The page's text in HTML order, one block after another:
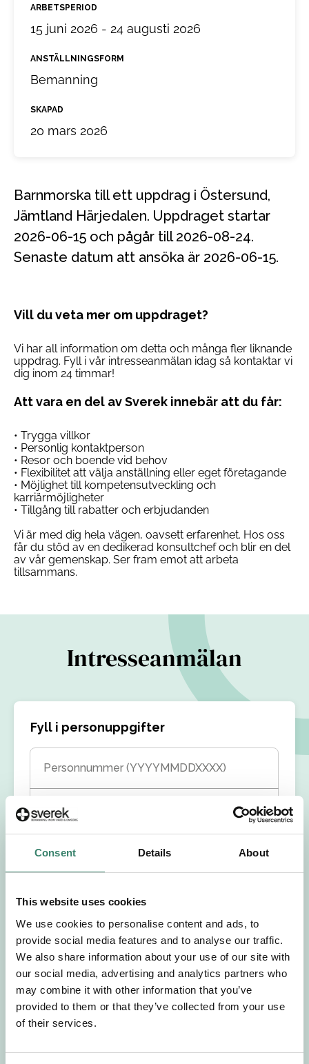
Consent Details About
This website uses cookies
We use cookies to personalise content and ads, to
provide social media features and to analyse our traffic.
We also share information about your use of our site with
our social media, advertising and analytics partners who
may combine it with other information that you’ve
provided to them or that they’ve collected from your use
of their services.
ARBETSPERIOD
15 juni 2026 - 24 augusti 2026
ANSTÄLLNINGSFORM
Bemanning
SKAPAD
20 mars 2026
Barnmorska till ett uppdrag i Östersund,
Jämtland Härjedalen. Uppdraget startar
2026-06-15 och pågår till 2026-08-24.
Senaste datum att ansöka är 2026-06-15.
Vill du veta mer om uppdraget?
Vi har all information om detta och många fler liknande
uppdrag. Fyll i vår intresseanmälan idag så kontaktar vi
dig inom 24 timmar!
Att vara en del av Sverek innebär att du får:
• Trygga villkor
• Personlig kontaktperson
• Resor och boende vid behov
• Flexibilitet att välja anställning eller eget företagande
• Möjlighet till kompetensutveckling och
karriärmöjligheter
• Tillgång till rabatter och erbjudanden
Vi är med dig hela vägen, oavsett erfarenhet. Hos oss
får du stöd av en dedikerad konsultchef och blir en del
av vår gemenskap. Ser fram emot att arbeta
tillsammans.
Intresseanmälan
Fyll i personuppgifter
Personnummer (YYYYMMDDXXXX)
Förnamn
Efternamn
Välj önskat arbetsområde
Välj önskad anställningsform
+46
E-post